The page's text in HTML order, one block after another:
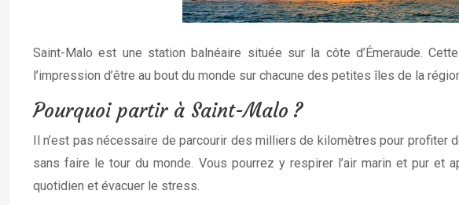
Saint-Malo est une station balnéaire située sur la côte d’Émeraude.
l’impression d’être au bout du monde sur chacune des petites îles de la
Pourquoi partir à Saint-Malo ?
Il n’est pas nécessaire de parcourir des milliers de kilomètres pour profiter
sans faire le tour du monde. Vous pourrez y respirer l’air marin et pur et
quotidien et évacuer le stress.